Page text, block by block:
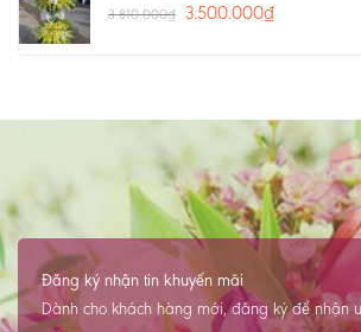
3.810.000₫ 3.500.000₫
Đăng ký nhận tin khuyến mãi
Dành cho khách hàng mới, đăng ký để nhận